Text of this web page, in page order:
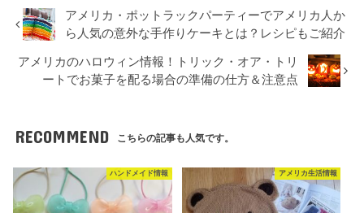
アメリカ・ポットラックパーティーでアメリカ人か
ら人気の意外な手作りケーキとは？レシピもご紹介
アメリカのハロウィン情報！トリック・オア・トリ
ートでお菓子を配る場合の準備の仕方＆注意点
RECOMMEND こちらの記事も人気です。
ハンドメイド情報 アメリカ生活情報